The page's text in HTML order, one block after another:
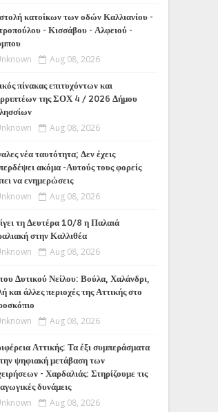
κατοίκων των οδών Καλλιανίου -
- Κισσάβου - Αλφειού -
Aug 08, 2026
πίνακας επιτυχόντων και
της ΣΟΧ 4 / 2026 Δήμου
Aug 08, 2026
νέα ταυτότητα; Δεν έχεις
ακόμα -Αυτούς τους φορείς
να ενημερώσεις
Aug 08, 2026
τη Δευτέρα 10/8 η Παλαιά
στην Καλλιθέα
Aug 08, 2026
Δυτικού Νείλου: Βούλα, Χαλάνδρι,
και άλλες περιοχές της Αττικής στο
Aug 08, 2026
Αττικής: Τα έξι συμπεράσματα
ψηφιακή μετάβαση των
- Χαρδαλιάς: Στηρίζουμε τις
δυνάμεις
Aug 08, 2026